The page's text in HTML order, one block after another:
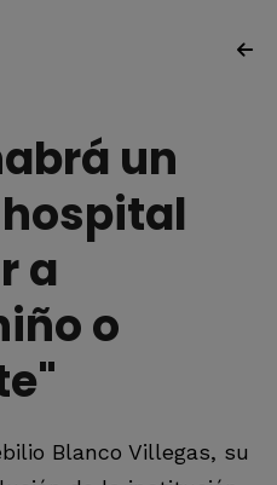
un
a
o
Blanco Villegas, su